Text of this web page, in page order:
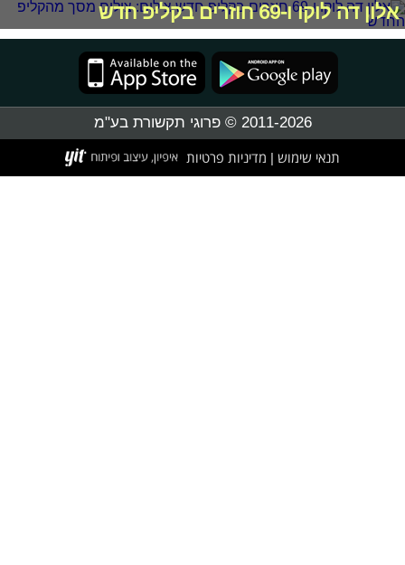
אלון דה לוקו ו-69 חוזרים בקליפ חדש
2011-2026 © פרוגי תקשורת בע"מ
תנאי שימוש מדיניות פרטיות